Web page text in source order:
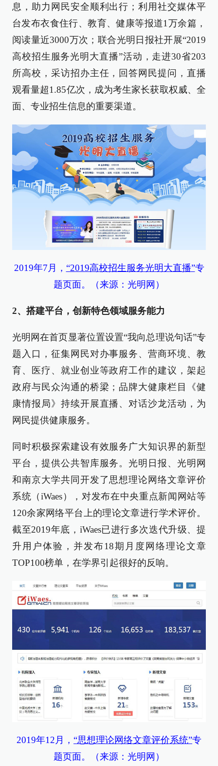
息，助力网民安全顺利出行；利用社交媒体平
台发布衣食住行、教育、健康等报道1万余篇，
阅读量近3000万次；联合光明日报社开展“2019
高校招生服务光明大直播”活动，走进30省203
所高校，采访招办主任，回答网民提问，直播
观看量超1.85亿次，成为考生家长获取权威、全
面、专业招生信息的重要渠道。
2019年7月 ， “2019高校招生服务光明大直播”专
题页面。（来源：光明网）
2、搭建平台，创新特色领域服务能力
光明网在首页显著位置设置“我向总理说句话”专
题入口，征集网民对办事服务、营商环境、教
育、医疗、就业创业等政府工作的建议，架起
政府与民众沟通的桥梁；品牌大健康栏目《健
康情报局》持续开展直播、对话沙龙活动，为
网民提供健康服务。
同时积极探索建设有效服务广大知识界的新型
平台，提供公共智库服务。光明日报、光明网
和南京大学共同开发了思想理论网络文章评价
系统（iWaes），对发布在中央重点新闻网站等
120余家网络平台上的理论文章进行学术评价。
截至2019年底，iWaes已进行多次迭代升级、提
升用户体验，并发布18期月度网络理论文章
TOP100榜单，在学界引起很好的反响。
2019年12月 ， “思想理论网络文章评价系统”专
题页面。（来源：光明网）